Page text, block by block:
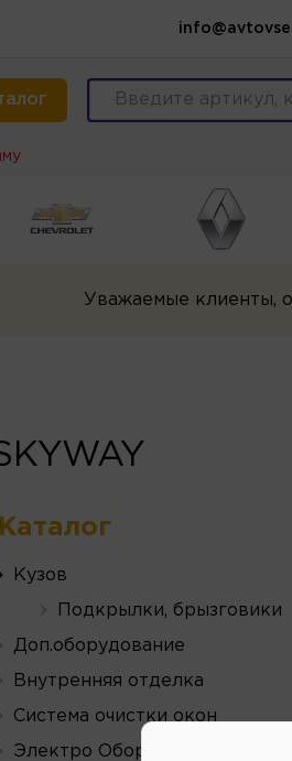
Уважаемые клиенты,
Каталог
Кузов
Подкрылки, брызговики
Доп.оборудование
Внутренняя отделка
Система очистки окон
Электро Оборудование